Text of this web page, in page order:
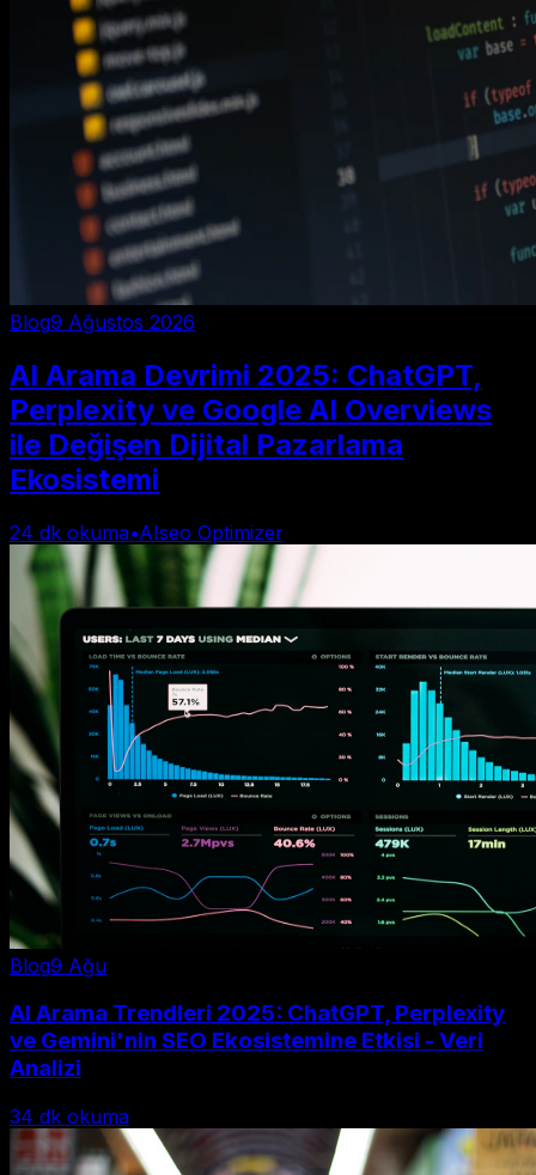
Blog9 Ağustos 2026
AI Arama Devrimi 2025: ChatGPT,
Perplexity ve Google AI Overviews
ile Değişen Dijital Pazarlama
Ekosistemi
24 dk okuma•AIseo Optimizer
Blog9 Ağu
AI Arama Trendleri 2025: ChatGPT, Perplexity
ve Gemini'nin SEO Ekosistemine Etkisi - Veri
Analizi
34 dk okuma